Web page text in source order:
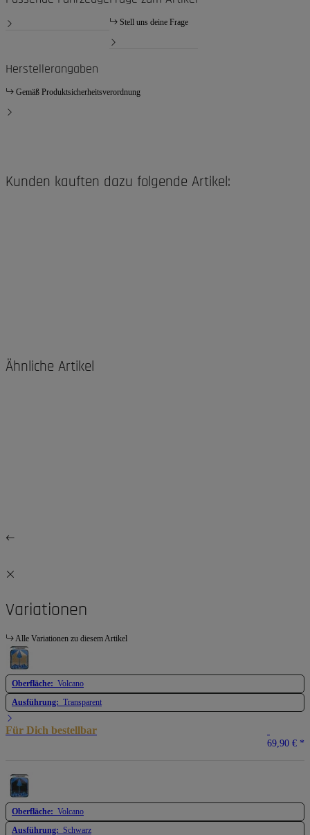
Stell uns deine Frage
Herstellerangaben
Gemäß Produktsicherheitsverordnung
Kunden kauften dazu folgende Artikel:
Ähnliche Artikel
Variationen
Alle Variationen zu diesem Artikel
Oberfläche: Volcano
Ausführung: Transparent
Für Dich bestellbar
69,90 € *
Oberfläche: Volcano
Ausführung: Schwarz